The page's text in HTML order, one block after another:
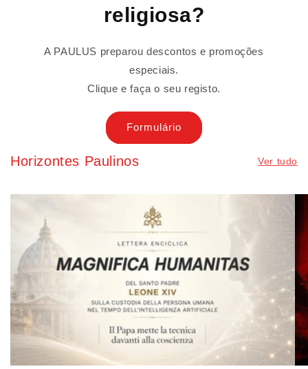
religiosa?
A PAULUS preparou descontos e promoções
especiais.
Clique e faça o seu registo.
Formulário
Horizontes Paulinos Ver tudo